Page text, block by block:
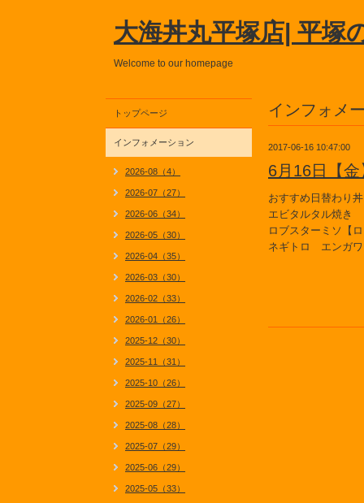
大海丼丸平塚店| 平塚
Welcome to our homepage
インフォメ
2017-06-16 10:47:00
6月16日【
おすすめ日替わり丼
エビタルタル焼き
ロブスターミソ【
ネギトロ エンガワ
トップページ
インフォメーション
2026-08（4）
2026-07（27）
2026-06（34）
2026-05（30）
2026-04（35）
2026-03（30）
2026-02（33）
2026-01（26）
2025-12（30）
2025-11（31）
2025-10（26）
2025-09（27）
2025-08（28）
2025-07（29）
2025-06（29）
2025-05（33）